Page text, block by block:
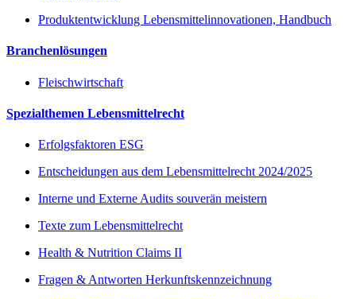
Produktentwicklung Lebensmittelinnovationen, Handbuch
Branchenlösungen
Fleischwirtschaft
Spezialthemen Lebensmittelrecht
Erfolgsfaktoren ESG
Entscheidungen aus dem Lebensmittelrecht 2024/2025
Interne und Externe Audits souverän meistern
Texte zum Lebensmittelrecht
Health & Nutrition Claims II
Fragen & Antworten Herkunftskennzeichnung